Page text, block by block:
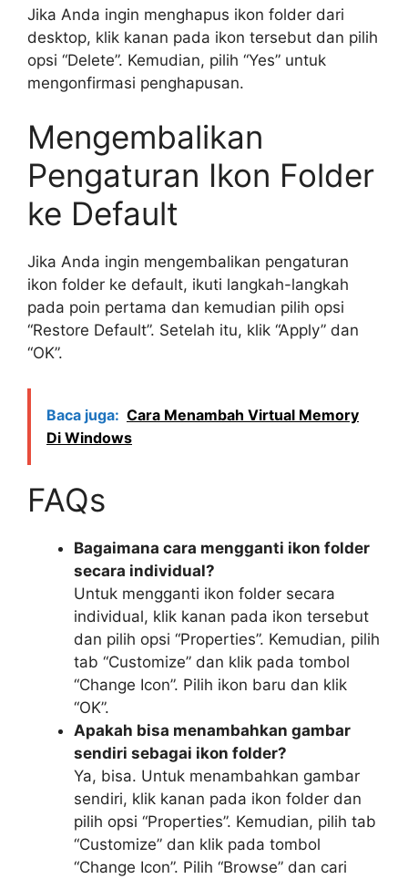
Jika Anda ingin menghapus ikon folder dari
desktop, klik kanan pada ikon tersebut dan pilih
opsi “Delete”. Kemudian, pilih “Yes” untuk
mengonfirmasi penghapusan.
Mengembalikan
Pengaturan Ikon Folder
ke Default
Jika Anda ingin mengembalikan pengaturan
ikon folder ke default, ikuti langkah-langkah
pada poin pertama dan kemudian pilih opsi
“Restore Default”. Setelah itu, klik “Apply” dan
“OK”.
Baca juga: Cara Menambah Virtual Memory
Di Windows
FAQs
Bagaimana cara mengganti ikon folder
secara individual?
Untuk mengganti ikon folder secara
individual, klik kanan pada ikon tersebut
dan pilih opsi “Properties”. Kemudian, pilih
tab “Customize” dan klik pada tombol
“Change Icon”. Pilih ikon baru dan klik
“OK”.
Apakah bisa menambahkan gambar
sendiri sebagai ikon folder?
Ya, bisa. Untuk menambahkan gambar
sendiri, klik kanan pada ikon folder dan
pilih opsi “Properties”. Kemudian, pilih tab
“Customize” dan klik pada tombol
“Change Icon”. Pilih “Browse” dan cari